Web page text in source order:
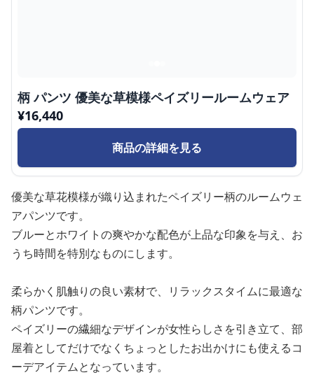
柄 パンツ 優美な草模様ペイズリールームウェア
¥16,440
商品の詳細を見る
優美な草花模様が織り込まれたペイズリー柄のルームウェ
アパンツです。
ブルーとホワイトの爽やかな配色が上品な印象を与え、お
うち時間を特別なものにします。
柔らかく肌触りの良い素材で、リラックスタイムに最適な
柄パンツです。
ペイズリーの繊細なデザインが女性らしさを引き立て、部
屋着としてだけでなくちょっとしたお出かけにも使えるコ
ーデアイテムとなっています。